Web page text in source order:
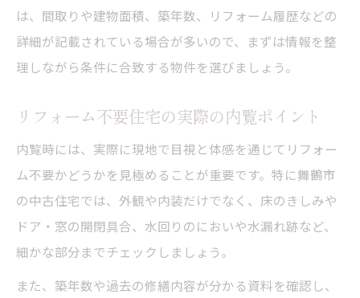
リフォーム不要な空き家を見つけるチェッ
舞鶴市での空き家リフォーム不要物件の探
田舎暮らしに適したリフォーム不要の中古住宅
活用法
田舎暮らしに合うリフォーム不要住宅の選
び方
リフォーム不要な古民家活用の具体例を紹
は、間取りや建物面積、築年数、リフォーム履歴などの
詳細が記載されている場合が多いので、まずは情報を整
理しながら条件に合致する物件を選びましょう。
リフォーム不要住宅の実際の内覧ポイント
内覧時には、実際に現地で目視と体感を通じてリフォー
ム不要かどうかを見極めることが重要です。特に舞鶴市
の中古住宅では、外観や内装だけでなく、床のきしみや
ドア・窓の開閉具合、水回りのにおいや水漏れ跡など、
細かな部分までチェックしましょう。
また、築年数や過去の修繕内容が分かる資料を確認し、